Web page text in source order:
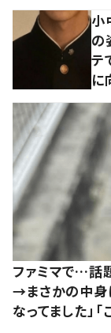
小
の
テ
に
ファミマで…話
→まさかの中身
なってました」